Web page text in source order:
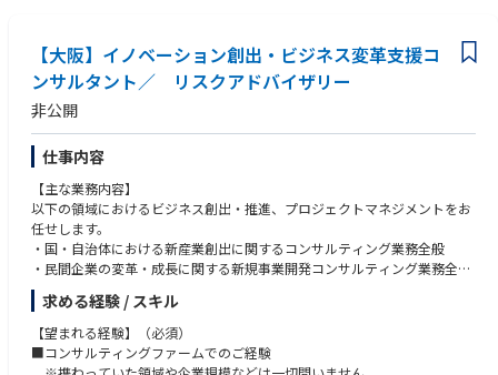
－TNFD開示対応
－ESG評価機関の評価向上支援
－温室効果ガス排出量に関する実績算定・目標設定の高度化支援
◆サステナビリティ戦略立案/業務・システム構築アドバイザリー
－サステナビリティ経営に関する長期ビジョン・目標立案
－中長期目線の競争優位性に資するマテリアリティ分析
－人権デューデリジェンス対応支援
－サステナビリティデータ収集に関する業務プロセス構想策定（内部統
制や保証準備対応含む）
－サステナビリティデータ収集に関するシステム構想策定
【DTCとの違い】
DTCのサービスと一部重複することはありますが、元々監査法人内にあっ
たアドバイザリー部門であり、サステナビリティ・非財務情報に関する
「開示」「制度対応」「業務・システム方針策定」といった領域を強みと
・必須ではありませんが、ビジネスレベルの英語力をお持ちの方を歓迎し
ます
【求める人材像】
以下の能力を有する方
・コミュニケーション能力
・プレゼンテーション能力
・論理的思考力
・ビジネス文書（コンサルティング提案書や報告書を想定）作成能力
【大阪】イノベーション創出・ビジネス変革支援コ
ンサルタント／ リスクアドバイザリー
非公開
仕事内容
【主な業務内容】
以下の領域におけるビジネス創出・推進、プロジェクトマネジメントをお
任せします。
・国・自治体における新産業創出に関するコンサルティング業務全般
・民間企業の変革・成長に関する新規事業開発コンサルティング業務全般
・産学連携等プロジェクトを推進する大学・パートナー企業を対象とした
産学連携・スタートアップアドバイザー 等
主には以下のようなテーマの業務を予定しています（必ずしも全ての業務
を独力で実行する必要はなく、必要に応じて他のマネジャー・スタッフの
求める経験 / スキル
【望まれる経験】（必須）
■コンサルティングファームでのご経験